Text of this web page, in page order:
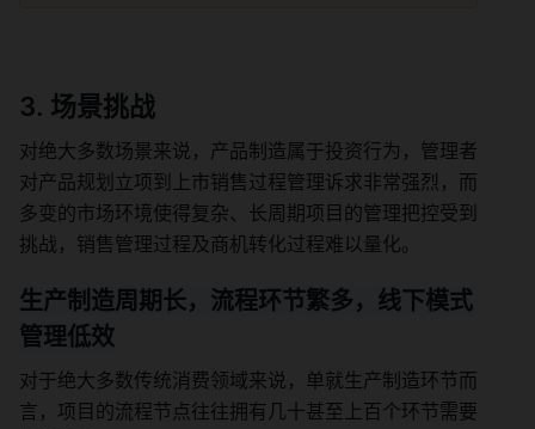
场景挑战
对绝大多数场景来说，产品制造属于投资行为，管理者
对产品规划立项到上市销售过程管理诉求非常强烈，而
多变的市场环境使得复杂、长周期项目的管理把控受到
挑战，销售管理过程及商机转化过程难以量化。
生产制造周期长，流程环节繁多，线下模式
管理低效
对于绝大多数传统消费领域来说，单就生产制造环节而
言，项目的流程节点往往拥有几十甚至上百个环节需要